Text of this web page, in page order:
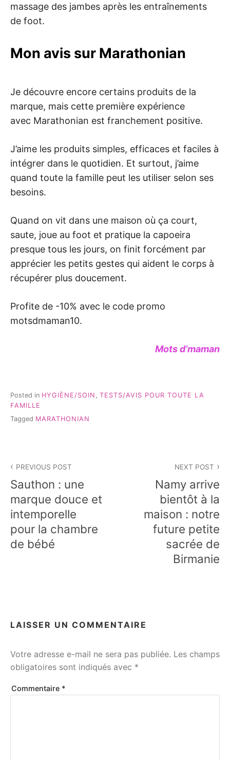
massage des jambes après les entraînements
de foot.
Mon avis sur Marathonian
Je découvre encore certains produits de la
marque, mais cette première expérience
avec Marathonian est franchement positive.
J’aime les produits simples, efficaces et faciles à
intégrer dans le quotidien. Et surtout, j’aime
quand toute la famille peut les utiliser selon ses
besoins.
Quand on vit dans une maison où ça court,
saute, joue au foot et pratique la capoeira
presque tous les jours, on finit forcément par
apprécier les petits gestes qui aident le corps à
récupérer plus doucement.
Profite de -10% avec le code promo
motsdmaman10.
Mots d’maman
Posted in HYGIÈNE/SOIN
TESTS/AVIS POUR TOUTE LA
FAMILLE
Tagged MARATHONIAN
de
l’article
PREVIOUS POST
Sauthon : une
marque douce et
intemporelle
pour la chambre
de bébé
NEXT POST
Namy arrive
bientôt à la
maison : notre
future petite
sacrée de
Birmanie
LAISSER UN COMMENTAIRE
Votre adresse e-mail ne sera pas publiée. Les champs
obligatoires sont indiqués avec *
Commentaire *